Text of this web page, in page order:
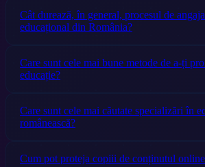
Cât durează, în general, procesul de
educațional din România?
Care sunt cele mai bune metode de a-ți
educație?
Care sunt cele mai căutate specializări în
românească?
Cum pot proteja copiii de conținutul